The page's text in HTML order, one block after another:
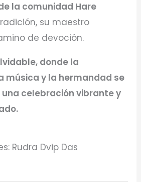
la comunidad Hare
su maestro
de devoción.
donde la
música y la hermandad se
celebración vibrante y
Rudra Dvip Das